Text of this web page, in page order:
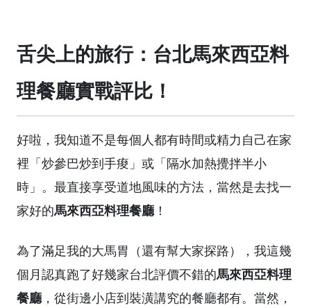
舌尖上的旅行：台北馬來西亞料
理餐廳實戰評比！
好啦，我知道不是每個人都有時間或精力自己在家
裡「炒參巴炒到手痠」或「隔水加熱攪拌半小
時」。最直接享受道地風味的方法，當然是去找一
家好的馬來西亞料理餐廳！
為了滿足我的大馬胃（還有幫大家探路），我這幾
個月認真跑了好幾家台北評價不錯的馬來西亞料理
餐廳，從街邊小店到裝潢講究的餐廳都有。當然，